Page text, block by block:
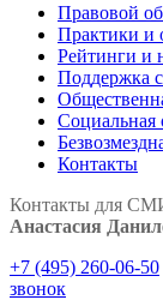
Правовой
Практики и
Рейтинги и
Поддержка
Социальная
Контакты
Контакты для
Анастасия
+7 (495) 260-06-50
звонок